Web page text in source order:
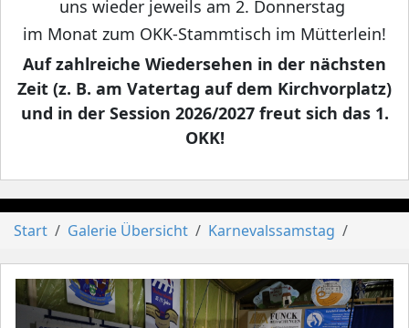
uns wieder jeweils am 2. Donnerstag
im Monat zum OKK-Stammtisch im Mütterlein!
Auf zahlreiche Wiedersehen in der nächsten
Zeit (z. B. am Vatertag auf dem Kirchvorplatz)
und in der Session 2026/2027 freut sich das 1.
OKK!
Start Galerie Übersicht Karnevalssamstag